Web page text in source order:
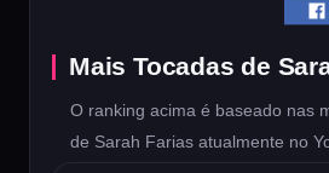
Mais Tocadas de
O ranking acima é baseado nas
de Sarah Farias atualmente no